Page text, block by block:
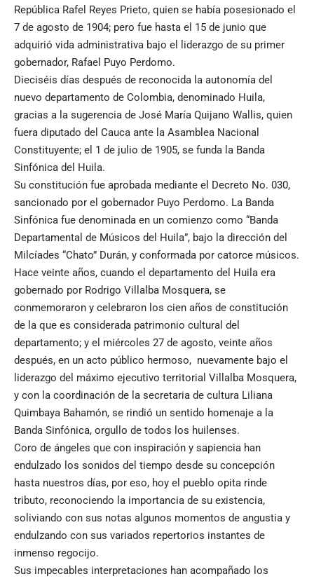
República Rafel Reyes Prieto, quien se había posesionado el
7 de agosto de 1904; pero fue hasta el 15 de junio que
adquirió vida administrativa bajo el liderazgo de su primer
gobernador, Rafael Puyo Perdomo.
Dieciséis días después de reconocida la autonomía del
nuevo departamento de Colombia, denominado Huila,
gracias a la sugerencia de José María Quijano Wallis, quien
fuera diputado del Cauca ante la Asamblea Nacional
Constituyente; el 1 de julio de 1905, se funda la Banda
Sinfónica del Huila.
Su constitución fue aprobada mediante el Decreto No. 030,
sancionado por el gobernador Puyo Perdomo. La Banda
Sinfónica fue denominada en un comienzo como “Banda
Departamental de Músicos del Huila”, bajo la dirección del
Milcíades “Chato” Durán, y conformada por catorce músicos.
Hace veinte años, cuando el departamento del Huila era
gobernado por Rodrigo Villalba Mosquera, se
conmemoraron y celebraron los cien años de constitución
de la que es considerada patrimonio cultural del
departamento; y el miércoles 27 de agosto, veinte años
después, en un acto público hermoso, nuevamente bajo el
liderazgo del máximo ejecutivo territorial Villalba Mosquera,
y con la coordinación de la secretaria de cultura Liliana
Quimbaya Bahamón, se rindió un sentido homenaje a la
Banda Sinfónica, orgullo de todos los huilenses.
Coro de ángeles que con inspiración y sapiencia han
endulzado los sonidos del tiempo desde su concepción
hasta nuestros días, por eso, hoy el pueblo opita rinde
tributo, reconociendo la importancia de su existencia,
soliviando con sus notas algunos momentos de angustia y
endulzando con sus variados repertorios instantes de
inmenso regocijo.
Sus impecables interpretaciones han acompañado los